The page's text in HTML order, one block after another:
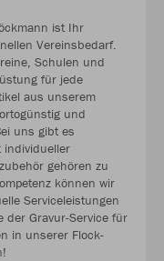
ist Ihr
Vereinsbedarf.
Schulen und
für jede
aus unserem
und
uns gibt es
individueller
gehören zu
können wir
Serviceleistungen
der Gravur-Service für
in unserer Flock-